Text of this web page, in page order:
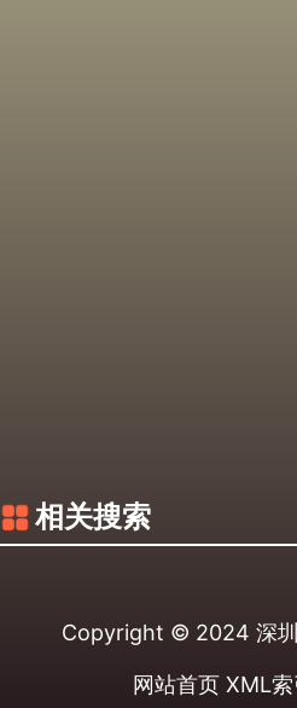
相关搜索
Copyright © 2024 深
网站首页 XML索